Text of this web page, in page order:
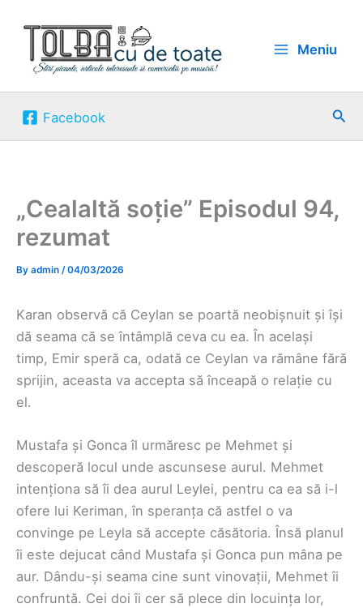
content
Meniu
Facebook
„Cealaltă soție” Episodul 94,
rezumat
By admin /04/03/2026
Karan observă că Ceylan se poartă neobișnuit și își
dă seama că se întâmplă ceva cu ea. În același
timp, Emir speră ca, odată ce Ceylan va rămâne fără
sprijin, aceasta va accepta să înceapă o relație cu
el.
Mustafa și Gonca îl urmăresc pe Mehmet și
descoperă locul unde ascunsese aurul. Mehmet
intenționa să îi dea aurul Leylei, pentru ca ea să i-l
ofere lui Keriman, în speranța că astfel o va
convinge pe Leyla să accepte căsătoria. Însă planul
îi este dejucat când Mustafa și Gonca pun mâna pe
aur. Dându-și seama cine sunt vinovații, Mehmet îi
confruntă. Cei doi îi cer să plece din locuința lor,